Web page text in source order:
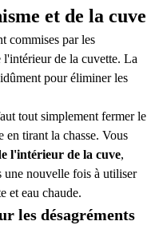
et de la cuve
commises par les
l'intérieur de la cuvette. La
pour éliminer les
tout simplement fermer le
en tirant la chasse. Vous
l'intérieur de la cuve,
une nouvelle fois à utiliser
et eau chaude.
les désagréments